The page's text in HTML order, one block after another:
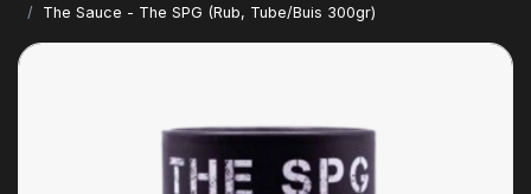
The Sauce - The SPG (Rub, Tube/Buis 300gr)